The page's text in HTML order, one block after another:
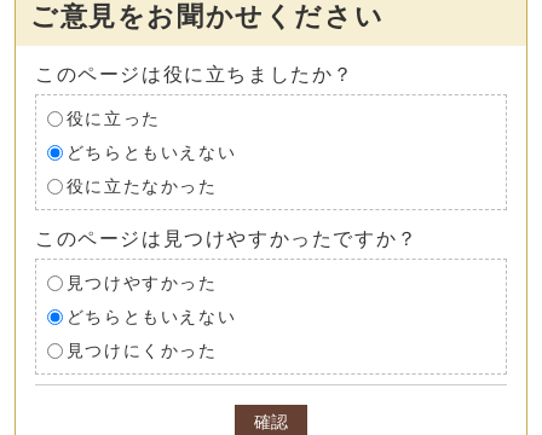
ご意見をお聞かせください
このページは役に立ちましたか？
役に立った
どちらともいえない
役に立たなかった
このページは見つけやすかったですか？
見つけやすかった
どちらともいえない
見つけにくかった
確認